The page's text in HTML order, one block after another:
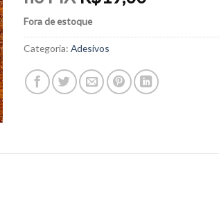
Fora de estoque
Categoria: Adesivos